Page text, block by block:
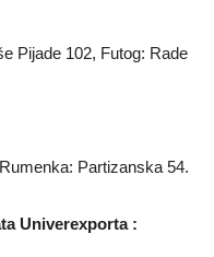
Pijade 102, Futog: Rade
Partizanska 54.
Univerexporta :